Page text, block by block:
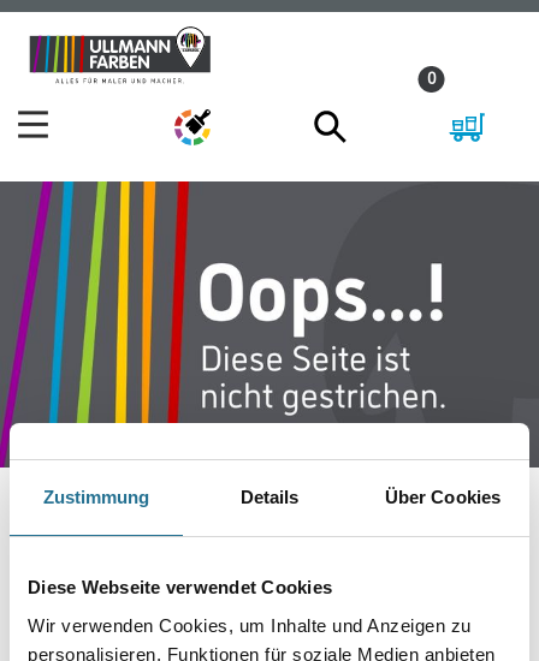
Zustimmung Details Über Cookies
Diese Webseite verwendet Cookies
Wir verwenden Cookies, um Inhalte und Anzeigen zu
personalisieren, Funktionen für soziale Medien anbieten
Zum
Inhalt
Zum
Navigationsmenü
0
IST AUFGETRETEN